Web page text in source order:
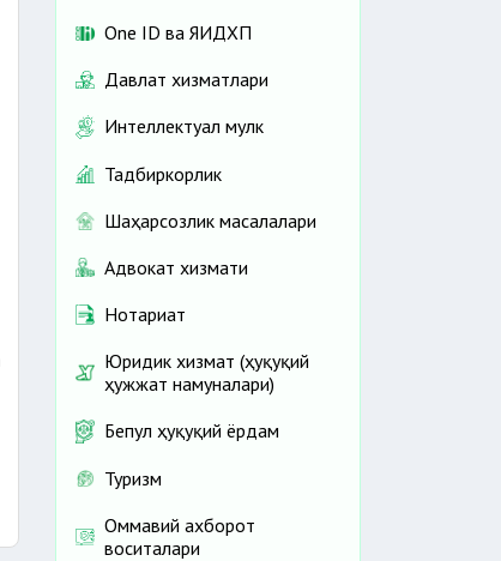
One ID ва ЯИДХП
Давлат хизматлари
Интеллектуал мулк
Тадбиркорлик
Шаҳарсозлик масалалари
Адвокат хизмати
Нотариат
Юридик хизмат (ҳуқуқий
ҳужжат намуналари)
Бепул ҳуқуқий ёрдам
Туризм
Оммавий ахборот
воситалари